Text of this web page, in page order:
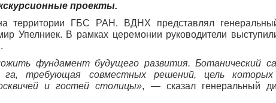
проекты.
территории ГБС РАН. ВДНХ представлял
Упелниек. В рамках церемонии руководители
фундамент будущего развития.
требующая совместных решений, цель
и гостей столицы», — сказал генеральный